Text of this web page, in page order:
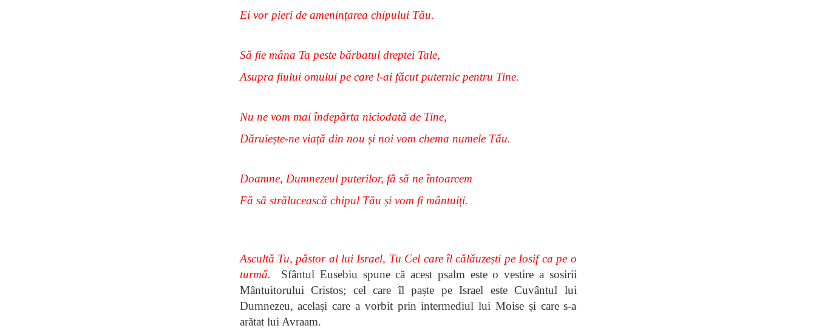
Ei vor pieri de amenințarea chipului Tău.
Să fie mâna Ta peste bărbatul dreptei Tale,
Asupra fiului omului pe care l-ai făcut puternic pentru Tine.
Nu ne vom mai îndepărta niciodată de Tine,
Dăruiește-ne viață din nou și noi vom chema numele Tău.
Doamne, Dumnezeul puterilor, fă să ne întoarcem
Fă să strălucească chipul Tău și vom fi mântuiți.
Ascultă Tu, păstor al lui Israel, Tu Cel care îl călăuzești pe Iosif ca pe o
turmă. Sfântul Eusebiu spune că acest psalm este o vestire a sosirii
Mântuitorului Cristos; cel care îl paște pe Israel este Cuvântul lui
Dumnezeu, același care a vorbit prin intermediul lui Moise și care s-a
arătat lui Avraam.